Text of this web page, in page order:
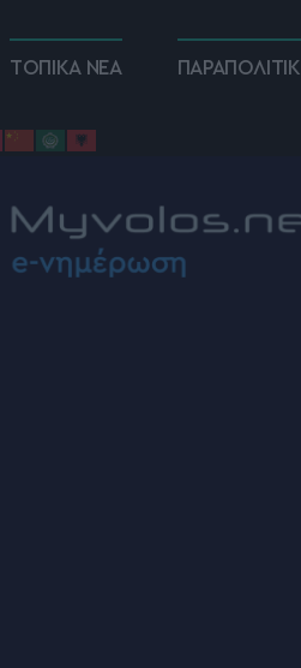
ΤΟΠΙΚΑ ΝΕΑ